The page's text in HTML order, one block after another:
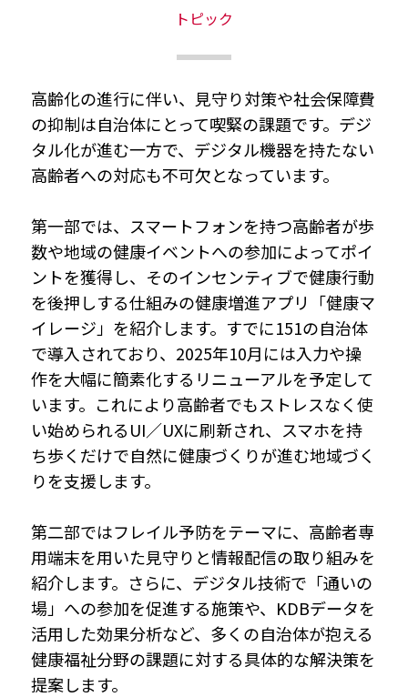
トピック
高齢化の進行に伴い、見守り対策や社会保障費
の抑制は自治体にとって喫緊の課題です。デジ
タル化が進む一方で、デジタル機器を持たない
高齢者への対応も不可欠となっています。
第一部では、スマートフォンを持つ高齢者が歩
数や地域の健康イベントへの参加によってポイ
ントを獲得し、そのインセンティブで健康行動
を後押しする仕組みの健康増進アプリ「健康マ
イレージ」を紹介します。すでに151の自治体
で導入されており、2025年10月には入力や操
作を大幅に簡素化するリニューアルを予定して
います。これにより高齢者でもストレスなく使
い始められるUI／UXに刷新され、スマホを持
ち歩くだけで自然に健康づくりが進む地域づく
りを支援します。
第二部ではフレイル予防をテーマに、高齢者専
用端末を用いた見守りと情報配信の取り組みを
紹介します。さらに、デジタル技術で「通いの
場」への参加を促進する施策や、KDBデータを
活用した効果分析など、多くの自治体が抱える
健康福祉分野の課題に対する具体的な解決策を
提案します。